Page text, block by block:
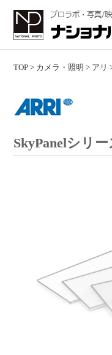
TOP > カメラ・照明 > アリ
SkyPanelシリ